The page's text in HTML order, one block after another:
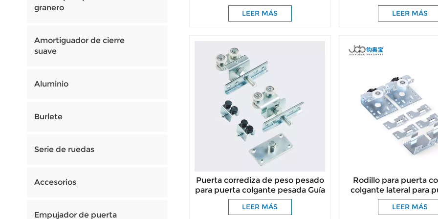
granero
Amortiguador de cierre
suave
Aluminio
Burlete
Serie de ruedas
Accesorios
Empujador de puerta
LEER MÁS LEER MÁS
Puerta corrediza de peso pesado
para puerta colgante pesada Guía
para puerta colgante
LEER MÁS
Rodillo para puerta
colgante lateral para
armario de
LEER MÁS